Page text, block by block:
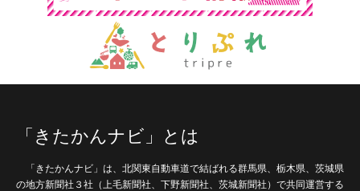
「きたかんナビ」とは
「きたかんナビ」は、北関東自動車道で結ばれる群馬県、栃木県、茨城県
の地方新聞社３社（上毛新聞社、下野新聞社、茨城新聞社）で共同運営する